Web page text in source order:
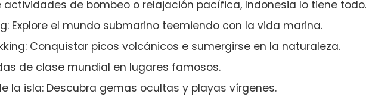
actividades de bombeo o relajación pacífica, Indonesia lo tiene todo.
Explore el mundo submarino teemiendo con la vida marina.
Conquistar picos volcánicos e sumergirse en la naturaleza.
de clase mundial en lugares famosos.
la isla: Descubra gemas ocultas y playas vírgenes.